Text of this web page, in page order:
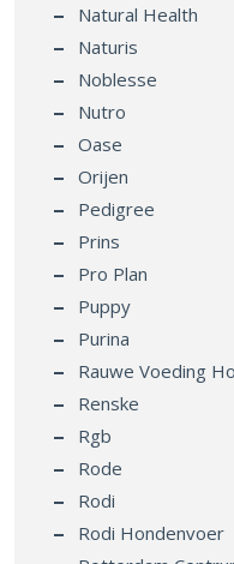
Natural Health
Naturis
Noblesse
Nutro
Oase
Orijen
Pedigree
Prins
Pro Plan
Puppy
Purina
Rauwe Voeding
Renske
Rgb
Rode
Rodi
Rodi Hondenvoer